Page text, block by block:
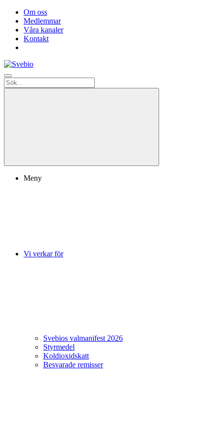
Om oss
Medlemmar
Våra kanaler
Kontakt
Meny
Vi verkar för
Svebios valmanifest 2026
Styrmedel
Koldioxidskatt
Besvarade remisser